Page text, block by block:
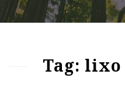
Tag: